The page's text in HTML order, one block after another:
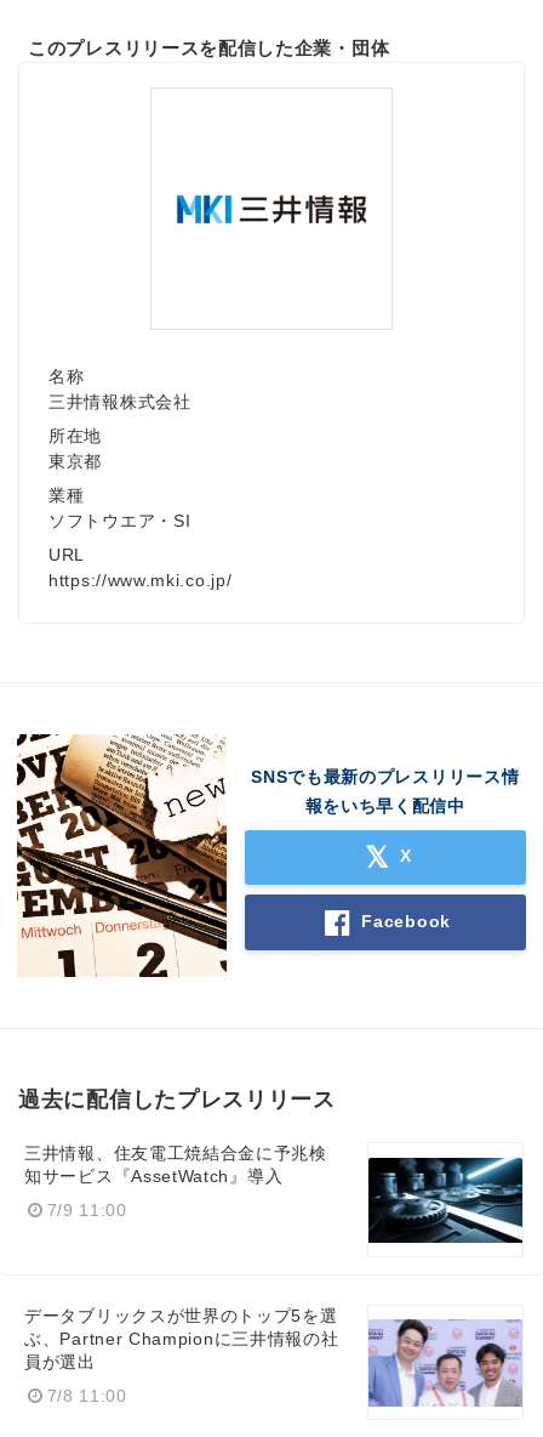
このプレスリリースを配信した企業・団体
名称
三井情報株式会社
所在地
東京都
業種
ソフトウエア・SI
URL
https://www.mki.co.jp/
SNSでも最新のプレスリリース情
報をいち早く配信中
X
Facebook
過去に配信したプレスリリース
三井情報、住友電工焼結合金に予兆検
知サービス『AssetWatch』導入
7/9 11:00
データブリックスが世界のトップ5を選
ぶ、Partner Championに三井情報の社
員が選出
7/8 11:00